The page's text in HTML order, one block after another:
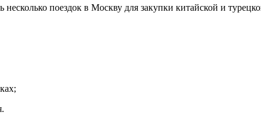
несколько поездок в Москву для закупки китайской и